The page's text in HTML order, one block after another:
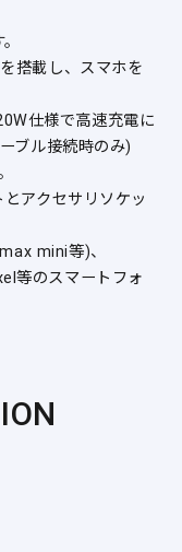
搭載し、スマホを
仕様で高速充電に
ブル接続時のみ)
アクセサリソケッ
mini等)、
等のスマートフォ